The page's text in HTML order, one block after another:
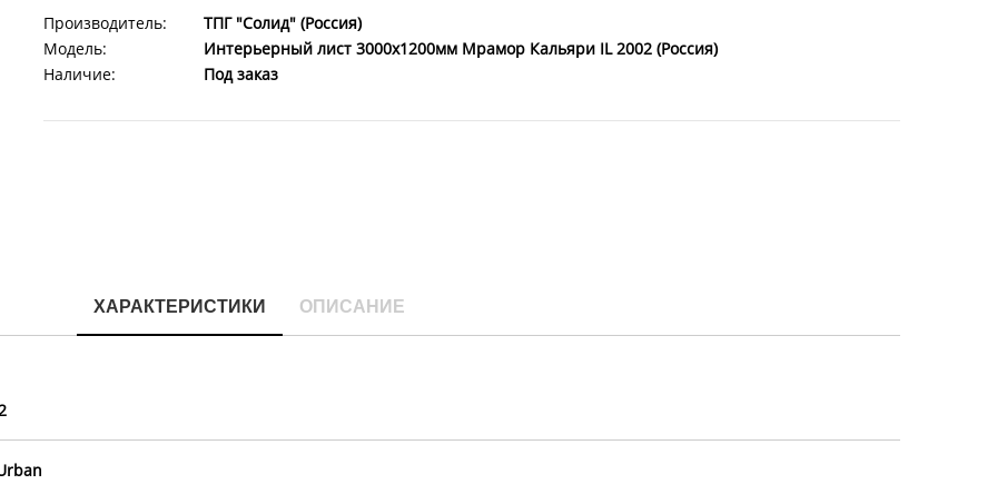
Производитель:
ТПГ "Солид" (Россия)
Модель:
Интерьерный лист 3000х1200мм Мрамор Кальяри IL 2002 (Россия)
Наличие:
Под заказ
ХАРАКТЕРИСТИКИ ОПИСАНИЕ